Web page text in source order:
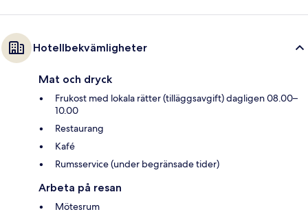
Hotellbekvämligheter
Mat och dryck
Frukost med lokala rätter (tilläggsavgift) dagligen 08.00–
10.00
Restaurang
Kafé
Rumsservice (under begränsade tider)
Arbeta på resan
Mötesrum